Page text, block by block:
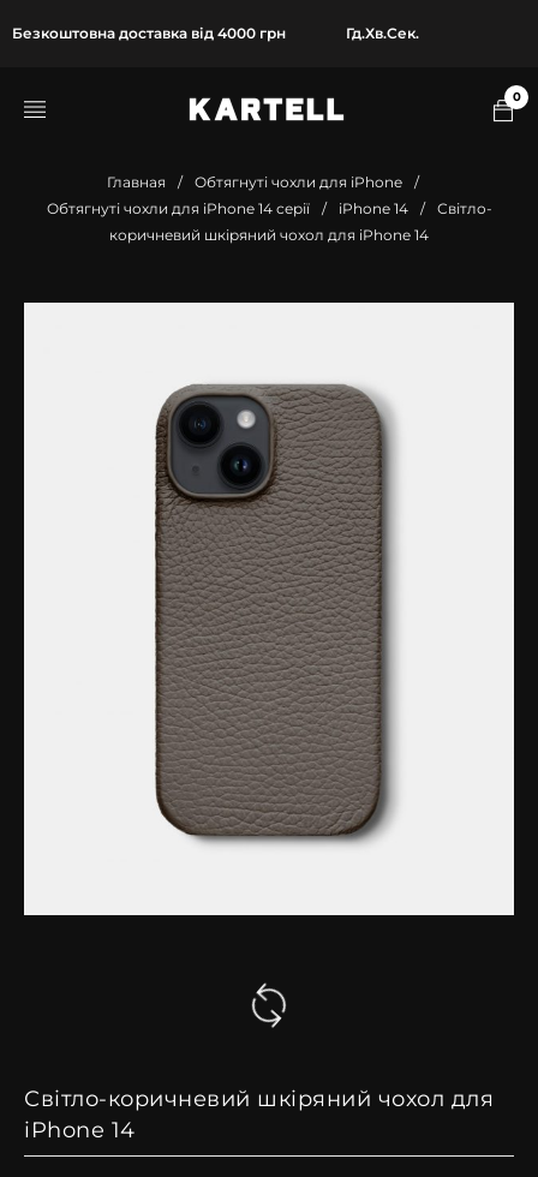
Безкоштовна доставка від 4000 грн Гд.Хв.Сек.
0
Главная / Обтягнуті чохли для iPhone
/
Обтягнуті чохли для iPhone 14 серії
/ iPhone 14 /
Світло-
коричневий шкіряний чохол для iPhone 14
Світло-коричневий шкіряний чохол для
iPhone 14